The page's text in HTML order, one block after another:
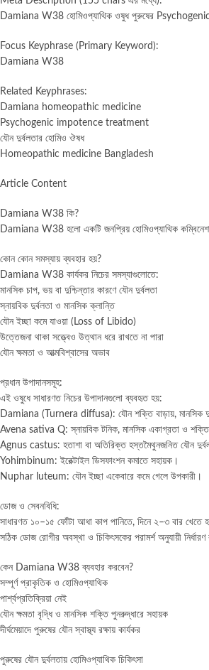
Damiana W38 হোমিওপ্যাথিক ওষুধ পুরুষের Psychogenic
Focus Keyphrase (Primary Keyword):
Damiana W38
Related Keyphrases:
Damiana homeopathic medicine
Psychogenic impotence treatment
যৌন দুর্বলতার হোমিও ঔষধ
Homeopathic medicine Bangladesh
Article Content
Damiana W38 কি?
Damiana W38 হলো একটি জনপ্রিয় হোমিওপ্যাথিক
কোন কোন সমস্যায় ব্যবহার হয়?
Damiana W38 কার্যকর নিচের সমস্যাগুলোতে:
মানসিক চাপ, ভয় বা দুশ্চিন্তার কারণে যৌন দুর্বলতা
স্নায়বিক দুর্বলতা ও মানসিক ক্লান্তি
যৌন ইচ্ছা কমে যাওয়া (Loss of Libido)
উত্তেজনা থাকা সত্ত্বেও উত্থান ধরে রাখতে না পারা
যৌন ক্ষমতা ও আত্মবিশ্বাসের অভাব
প্রধান উপাদানসমূহ:
এই ওষুধে সাধারণত নিচের উপাদানগুলো ব্যবহৃত হয়:
Damiana (Turnera diffusa): যৌন শক্তি বাড়ায়, মানসিক
Avena sativa Q: স্নায়বিক টনিক, মানসিক একাগ্রতা ও শক্তি
Agnus castus: হতাশা বা অতিরিক্ত হস্তমৈথুনজনিত যৌন
Yohimbinum: ইরেক্টাইল ডিসফাংশন কমাতে সহায়ক।
Nuphar luteum: যৌন ইচ্ছা একেবারে কমে গেলে উপকারী।
ডোজ ও সেবনবিধি:
সাধারণত ১০–১৫ ফোঁটা আধা কাপ পানিতে, দিনে ২–৩ বার খেতে
সঠিক ডোজ রোগীর অবস্থা ও চিকিৎসকের পরামর্শ অনুযায়ী
কেন Damiana W38 ব্যবহার করবেন?
সম্পূর্ণ প্রাকৃতিক ও হোমিওপ্যাথিক
পার্শ্বপ্রতিক্রিয়া নেই
যৌন ক্ষমতা বৃদ্ধি ও মানসিক শক্তি পুনরুদ্ধারে সহায়ক
দীর্ঘমেয়াদে পুরুষের যৌন স্বাস্থ্য রক্ষায় কার্যকর
পুরুষের যৌন দুর্বলতায় হোমিওপ্যাথিক চিকিৎসা